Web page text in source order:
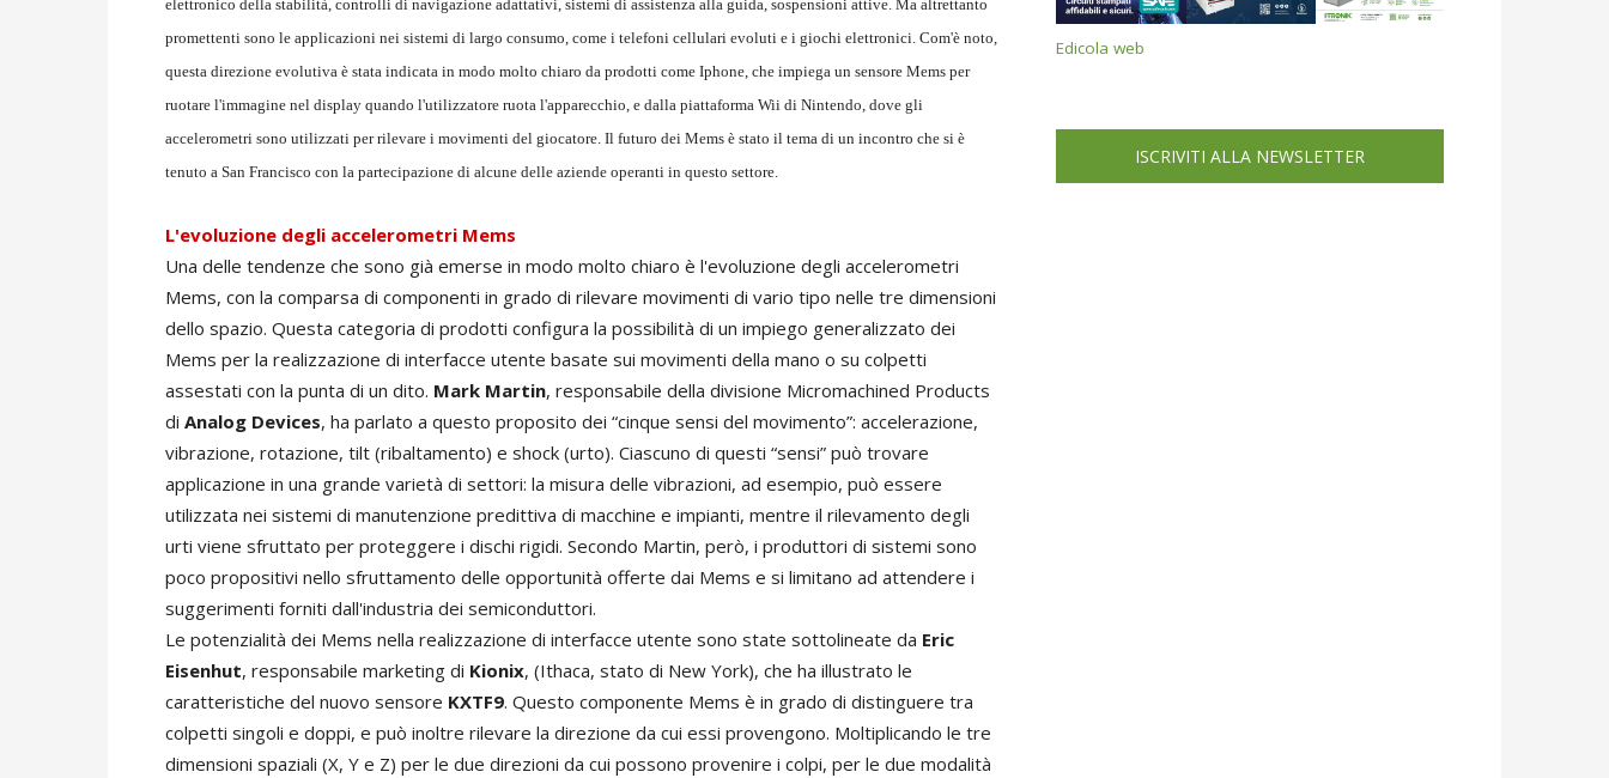
elettronico della stabilità, controlli di navigazione adattativi, sistemi di assistenza alla guida, sospensioni attive. Ma altrettanto
promettenti sono le applicazioni nei sistemi di largo consumo, come i telefoni cellulari evoluti e i giochi elettronici. Com'è noto,
questa direzione evolutiva è stata indicata in modo molto chiaro da prodotti come Iphone, che impiega un sensore Mems per
ruotare l'immagine nel display quando l'utilizzatore ruota l'apparecchio, e dalla piattaforma Wii di Nintendo, dove gli
accelerometri sono utilizzati per rilevare i movimenti del giocatore. Il futuro dei Mems è stato il tema di un incontro che si è
tenuto a San Francisco con la partecipazione di alcune delle aziende operanti in questo settore.
L'evoluzione degli accelerometri Mems
Una delle tendenze che sono già emerse in modo molto chiaro è l'evoluzione degli accelerometri
Mems, con la comparsa di componenti in grado di rilevare movimenti di vario tipo nelle tre dimensioni
dello spazio. Questa categoria di prodotti configura la possibilità di un impiego generalizzato dei
Mems per la realizzazione di interfacce utente basate sui movimenti della mano o su colpetti
assestati con la punta di un dito. Mark Martin, responsabile della divisione Micromachined Products
di Analog Devices, ha parlato a questo proposito dei “cinque sensi del movimento”: accelerazione,
vibrazione, rotazione, tilt (ribaltamento) e shock (urto). Ciascuno di questi “sensi” può trovare
applicazione in una grande varietà di settori: la misura delle vibrazioni, ad esempio, può essere
utilizzata nei sistemi di manutenzione predittiva di macchine e impianti, mentre il rilevamento degli
urti viene sfruttato per proteggere i dischi rigidi. Secondo Martin, però, i produttori di sistemi sono
poco propositivi nello sfruttamento delle opportunità offerte dai Mems e si limitano ad attendere i
suggerimenti forniti dall'industria dei semiconduttori.
Le potenzialità dei Mems nella realizzazione di interfacce utente sono state sottolineate da Eric
Eisenhut, responsabile marketing di Kionix, (Ithaca, stato di New York), che ha illustrato le
caratteristiche del nuovo sensore KXTF9. Questo componente Mems è in grado di distinguere tra
colpetti singoli e doppi, e può inoltre rilevare la direzione da cui essi provengono. Moltiplicando le tre
dimensioni spaziali (X, Y e Z) per le due direzioni da cui possono provenire i colpi, per le due modalità
Edicola web
ISCRIVITI ALLA NEWSLETTER